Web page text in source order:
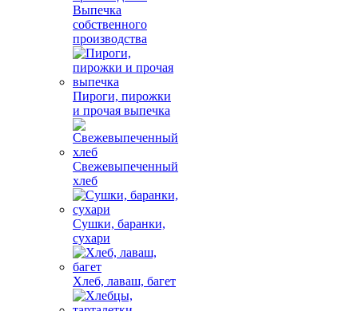
Выпечка
собственного
производства
Пироги, пирожки
и прочая выпечка
Свежевыпеченный
хлеб
Сушки, баранки,
сухари
Хлеб, лаваш, багет